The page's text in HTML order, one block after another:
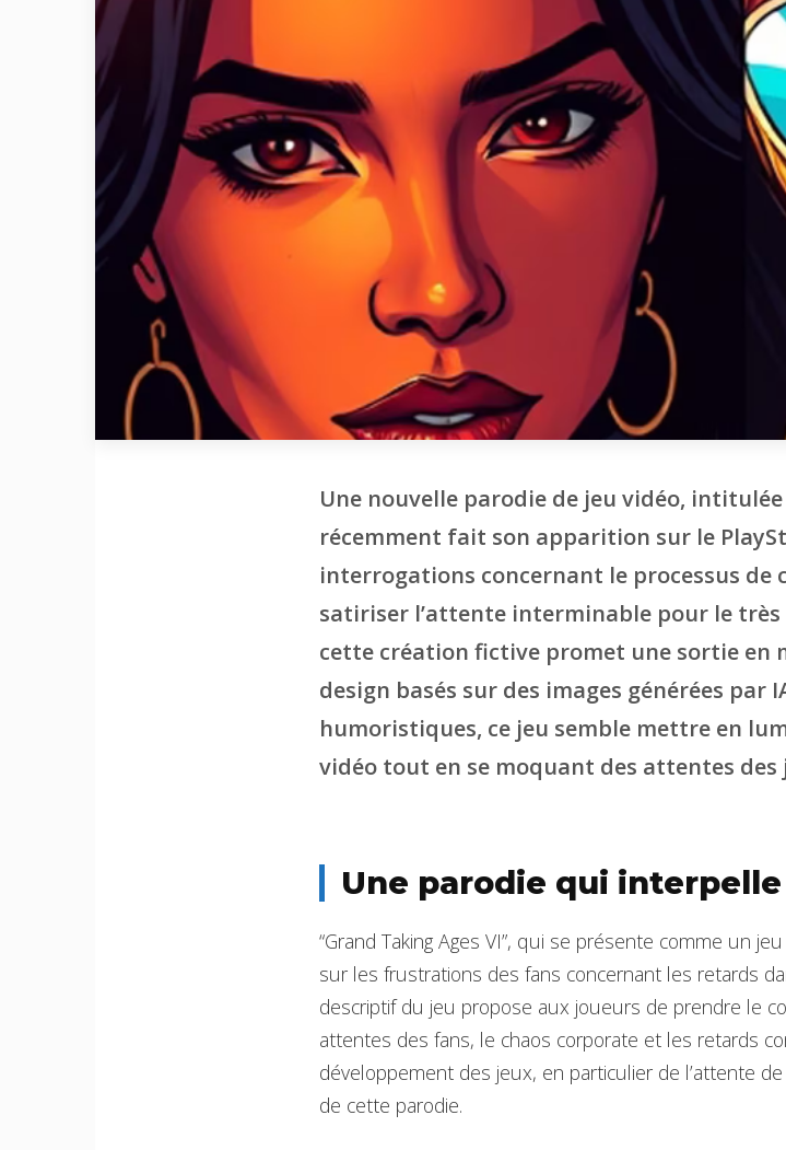
Une nouvelle parodie de jeu vidéo, intitulée
récemment fait son apparition sur le
interrogations concernant le processus de
satiriser l’attente interminable pour le
cette création fictive promet une sortie en
design basés sur des images générées par
humoristiques, ce jeu semble mettre en
vidéo tout en se moquant des attentes des
Une parodie qui interpelle
“Grand Taking Ages VI”, qui se présente comme un
sur les frustrations des fans concernant les retards
descriptif du jeu propose aux joueurs de prendre le
attentes des fans, le chaos corporate et les retards
développement des jeux, en particulier de l’attente
de cette parodie.